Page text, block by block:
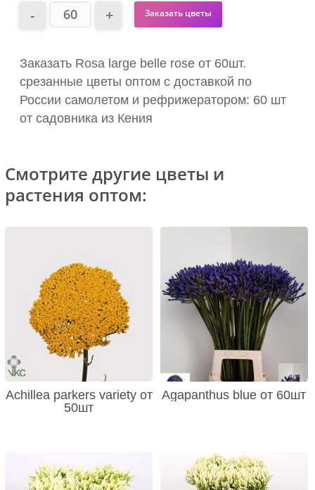
Заказать цветы
Заказать Rosa large belle rose от 60шт.
срезанные цветы оптом с доставкой по
России самолетом и рефрижератором: 60 шт
от садовника из Кения
Смотрите другие цветы и
растения оптом:
Achillea parkers variety от
50шт
Agapanthus blue от 60шт